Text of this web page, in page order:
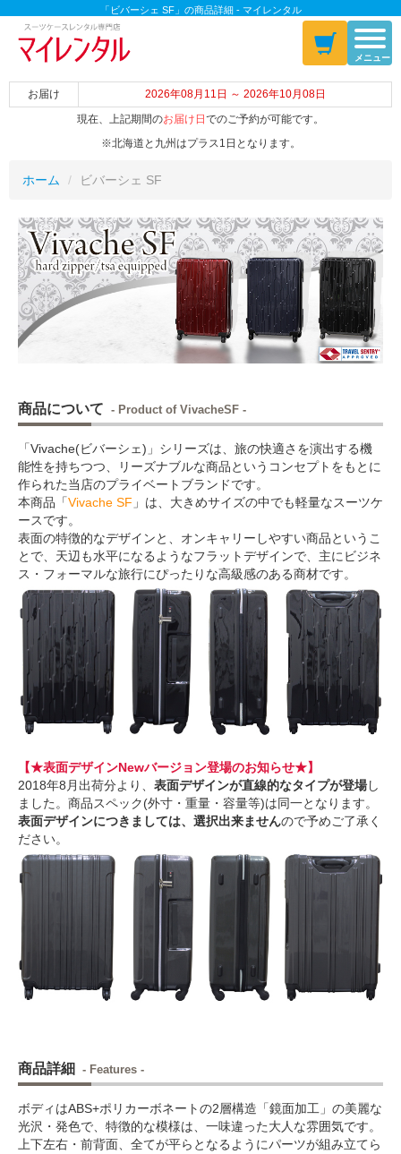
「ビバーシェ SF」の商品詳細 - マイレンタル
メニュー
お届け
2026年08月11日 ～ 2026年10月08日
現在、上記期間のお届け日 でのご予約が可能です。
※北海道と九州はプラス1日となります。
ホーム ビバーシェ SF
商品について - Product of VivacheSF -
「Vivache(ビバーシェ)」シリーズは、旅の快適さを演出する機
能性を持ちつつ、リーズナブルな商品というコンセプトをもとに
作られた当店のプライベートブランドです。
本商品「Vivache SF 」は、大きめサイズの中でも軽量なスーツケ
ースです。
表面の特徴的なデザインと、オンキャリーしやすい商品というこ
とで、天辺も水平になるようなフラットデザインで、主にビジネ
ス・フォーマルな旅行にぴったりな高級感のある商材です。
【★表面デザインNewバージョン登場のお知らせ★】
2018年8月出荷分より、 表面デザインが直線的なタイプが登場し
ました。商品スペック(外寸・重量・容量等)は同一となります。
表面デザインにつきましては、選択出来ませんので予めご了承く
ださい。
商品詳細 - Features -
ボディはABS+ポリカーボネートの2層構造「鏡面加工」の美麗な
光沢・発色で、特徴的な模様は、一味違った大人な雰囲気です。
上下左右・前背面、全てが平らとなるようにパーツが組み立てら